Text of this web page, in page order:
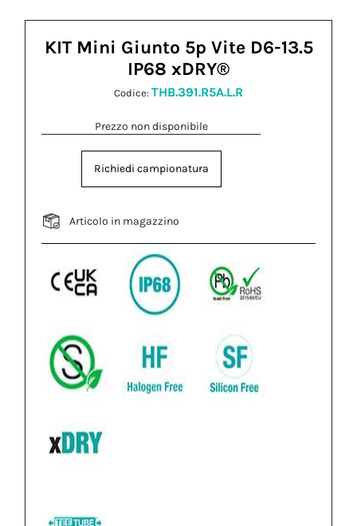
KIT Mini Giunto 5p Vite D6-13.5
IP68 xDRY®
Codice: THB.391.R5A.L.R
Prezzo non disponibile
Richiedi campionatura
Articolo in magazzino